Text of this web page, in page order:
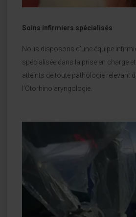
Soins infirmiers spécialisés
Nous disposons d’une équipe
spécialisée dans la prise en charge
atteints de toute pathologie relevant
l’Otorhinolaryngologie.